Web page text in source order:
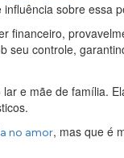
sobre essa
financeiro,
seu controle,
e mãe de família.
no amor, mas que é